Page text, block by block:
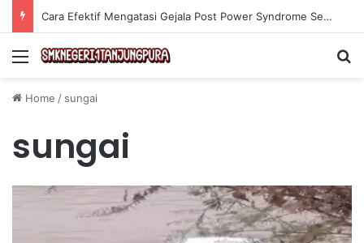
Cara Efektif Mengatasi Gejala Post Power Syndrome Setelah Pensiun Kerja
Menu
Home / sungai
sungai